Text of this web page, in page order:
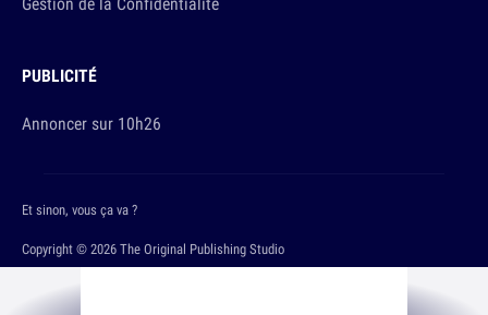
PUBLICITÉ
Annoncer sur 10h26
Copyright © 2026 The Original Publishing Studio
Et sinon, vous ça va ?